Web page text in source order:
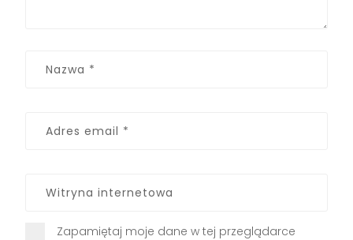
Zapamiętaj moje dane w tej przeglądarce